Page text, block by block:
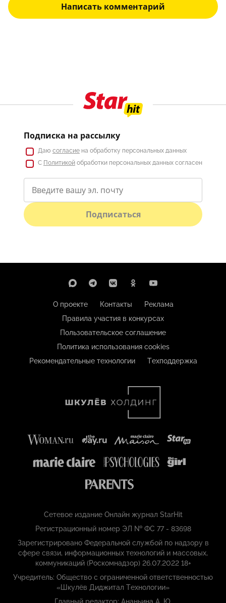
Написать комментарий
Подписка на рассылку
Даю согласие на обработку персональных данных
С Политикой обработки персональных данных согласен
Подписаться
О проекте Контакты
Реклама
Правила участия в конкурсах
Пользовательское соглашение
Политика использования cookies
Рекомендательные технологии
Техподдержка
Сетевое издание Онлайн журнал StarHit
Регистрационный номер ЭЛ № ФС 77 - 83698
Зарегистрировано Федеральной службой по надзору в
сфере связи, информационных технологий и массовых,
коммуникаций (Роскомнадзор) 26.07.2022 18+
Учредитель: Общество с ограниченной ответственностью
«Шкулёв Диджитал Технологии»